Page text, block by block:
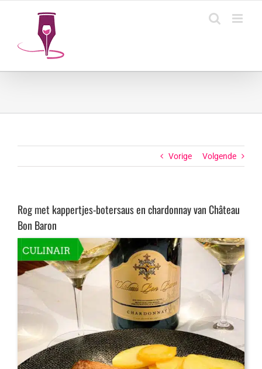
Vorige Volgende
Rog met kappertjes-botersaus en chardonnay van Château
Bon Baron